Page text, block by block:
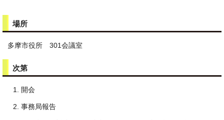
場所
多摩市役所 301会議室
次第
開会
事務局報告